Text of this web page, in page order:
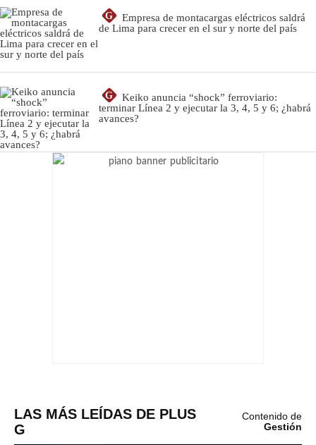
G
Empresa de montacargas eléctricos saldrá
de Lima para crecer en el sur y norte del país
G
Keiko anuncia “shock” ferroviario:
terminar Línea 2 y ejecutar la 3, 4, 5 y 6; ¿habrá
avances?
LAS MÁS LEÍDAS DE PLUS
G
Contenido de
Gestión